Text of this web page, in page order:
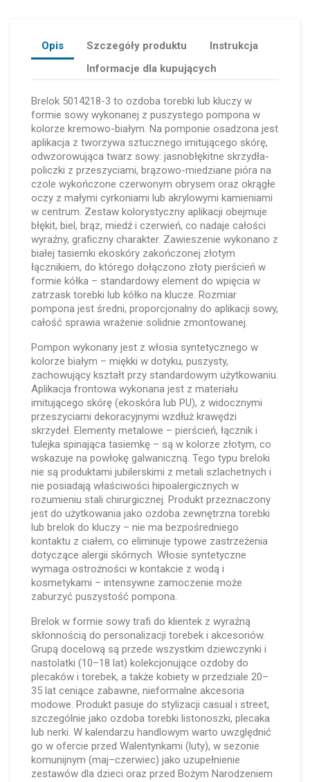
Opis Szczegóły produktu
Instrukcja
Informacje dla kupujących
Brelok 5014218-3 to ozdoba torebki lub kluczy w
formie sowy wykonanej z puszystego pompona w
kolorze kremowo-białym. Na pomponie osadzona jest
aplikacja z tworzywa sztucznego imitującego skórę,
odwzorowująca twarz sowy: jasnobłękitne skrzydła-
policzki z przeszyciami, brązowo-miedziane pióra na
czole wykończone czerwonym obrysem oraz okrągłe
oczy z małymi cyrkoniami lub akrylowymi kamieniami
w centrum. Zestaw kolorystyczny aplikacji obejmuje
błękit, biel, brąz, miedź i czerwień, co nadaje całości
wyraźny, graficzny charakter. Zawieszenie wykonano z
białej tasiemki ekoskóry zakończonej złotym
łącznikiem, do którego dołączono złoty pierścień w
formie kółka – standardowy element do wpięcia w
zatrzask torebki lub kółko na klucze. Rozmiar
pompona jest średni, proporcjonalny do aplikacji sowy,
całość sprawia wrażenie solidnie zmontowanej.
Pompon wykonany jest z włosia syntetycznego w
kolorze białym – miękki w dotyku, puszysty,
zachowujący kształt przy standardowym użytkowaniu.
Aplikacja frontowa wykonana jest z materiału
imitującego skórę (ekoskóra lub PU), z widocznymi
przeszyciami dekoracyjnymi wzdłuż krawędzi
skrzydeł. Elementy metalowe – pierścień, łącznik i
tulejka spinająca tasiemkę – są w kolorze złotym, co
wskazuje na powłokę galwaniczną. Tego typu breloki
nie są produktami jubilerskimi z metali szlachetnych i
nie posiadają właściwości hipoalergicznych w
rozumieniu stali chirurgicznej. Produkt przeznaczony
jest do użytkowania jako ozdoba zewnętrzna torebki
lub brelok do kluczy – nie ma bezpośredniego
kontaktu z ciałem, co eliminuje typowe zastrzeżenia
dotyczące alergii skórnych. Włosie syntetyczne
wymaga ostrożności w kontakcie z wodą i
kosmetykami – intensywne zamoczenie może
zaburzyć puszystość pompona.
Brelok w formie sowy trafi do klientek z wyraźną
skłonnością do personalizacji torebek i akcesoriów.
Grupą docelową są przede wszystkim dziewczynki i
nastolatki (10–18 lat) kolekcjonujące ozdoby do
plecaków i torebek, a także kobiety w przedziale 20–
35 lat ceniące zabawne, nieformalne akcesoria
modowe. Produkt pasuje do stylizacji casual i street,
szczególnie jako ozdoba torebki listonoszki, plecaka
lub nerki. W kalendarzu handlowym warto uwzględnić
go w ofercie przed Walentynkami (luty), w sezonie
komunijnym (maj–czerwiec) jako uzupełnienie
zestawów dla dzieci oraz przed Bożym Narodzeniem